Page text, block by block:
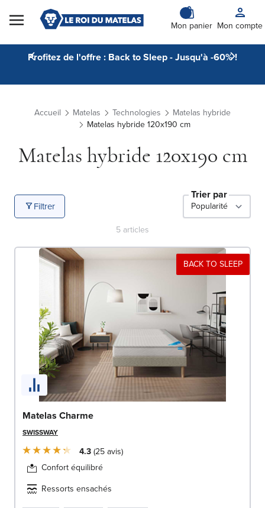
Skip to Content
Mon panier Mon compte
Profitez de l'offre : Back to Sleep - Jusqu'à -60% !
Accueil Matelas Technologies
Matelas hybride
Matelas hybride 120x190 cm
Matelas hybride 120x190 cm
Filtrer
Trier par
5 articles
BACK TO SLEEP
Matelas Charme
SWISSWAY
4.3 25avis
Confort équilibré
Ressorts ensachés